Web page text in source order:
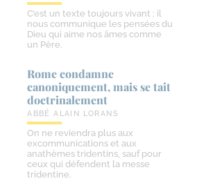
C’est un texte toujours vivant ; il
nous communique les pensées du
Dieu qui aime nos âmes comme
un Père.
Rome condamne
canoniquement, mais se tait
doctrinalement
ABBÉ ALAIN LORANS
On ne reviendra plus aux
excommunications et aux
anathèmes tridentins, sauf pour
ceux qui défendent la messe
tridentine.